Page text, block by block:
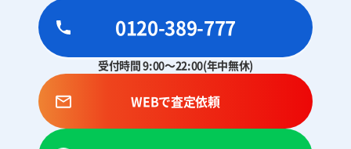
0120-389-777
受付時間 9:00～22:00(年中無休)
WEBで査定依頼